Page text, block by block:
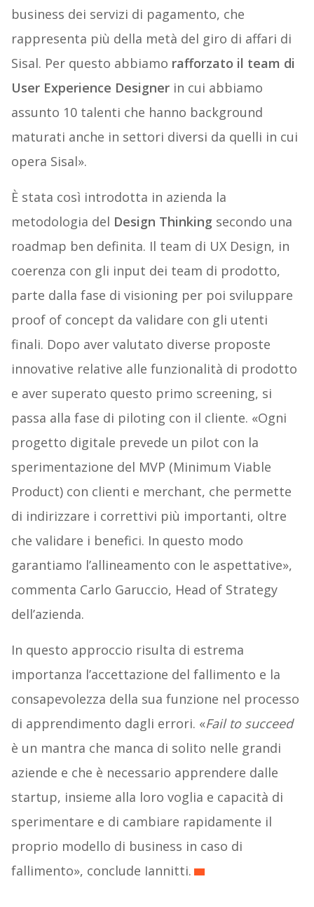
business dei servizi di pagamento, che
rappresenta più della metà del giro di affari di
Sisal. Per questo abbiamo rafforzato il team di
User Experience Designerin cui abbiamo
assunto 10 talenti che hanno background
maturati anche in settori diversi da quelli in cui
opera Sisal».
È stata così introdotta in azienda la
metodologia del Design Thinking secondo una
roadmap ben definita. Il team di UX Design, in
coerenza con gli input dei team di prodotto,
parte dalla fase di visioning per poi sviluppare
proof of concept da validare con gli utenti
finali. Dopo aver valutato diverse proposte
innovative relative alle funzionalità di prodotto
e aver superato questo primo screening, si
passa alla fase di piloting con il cliente. «Ogni
progetto digitale prevede un pilot con la
sperimentazione del MVP (Minimum Viable
Product) con clienti e merchant, che permette
di indirizzare i correttivi più importanti, oltre
che validare i benefici. In questo modo
garantiamo l’allineamento con le aspettative»,
commenta Carlo Garuccio, Head of Strategy
dell’azienda.
In questo approccio risulta di estrema
importanza l’accettazione del fallimento e la
consapevolezza della sua funzione nel processo
di apprendimento dagli errori. «Fail to succeed
è un mantra che manca di solito nelle grandi
aziende e che è necessario apprendere dalle
startup, insieme alla loro voglia e capacità di
sperimentare e di cambiare rapidamente il
proprio modello di business in caso di
fallimento», conclude Iannitti.